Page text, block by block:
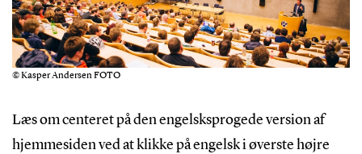
© Kasper Andersen FOTO
Læs om centeret på den engelsksprogede version af
hjemmesiden ved at klikke på engelsk i øverste højre